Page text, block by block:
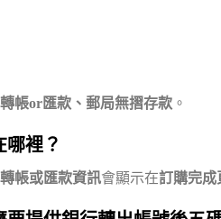
帳or匯款、郵局無摺存款 。
哪裡？
帳或匯款資訊會顯示在訂購完成